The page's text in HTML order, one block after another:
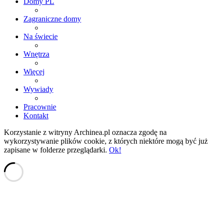
Zagraniczne domy
Na świecie
Wnętrza
Więcej
Wywiady
Pracownie
Kontakt
Korzystanie z witryny Archinea.pl oznacza zgodę na
wykorzystywanie plików cookie, z których niektóre mogą być już
zapisane w folderze przeglądarki. Ok!